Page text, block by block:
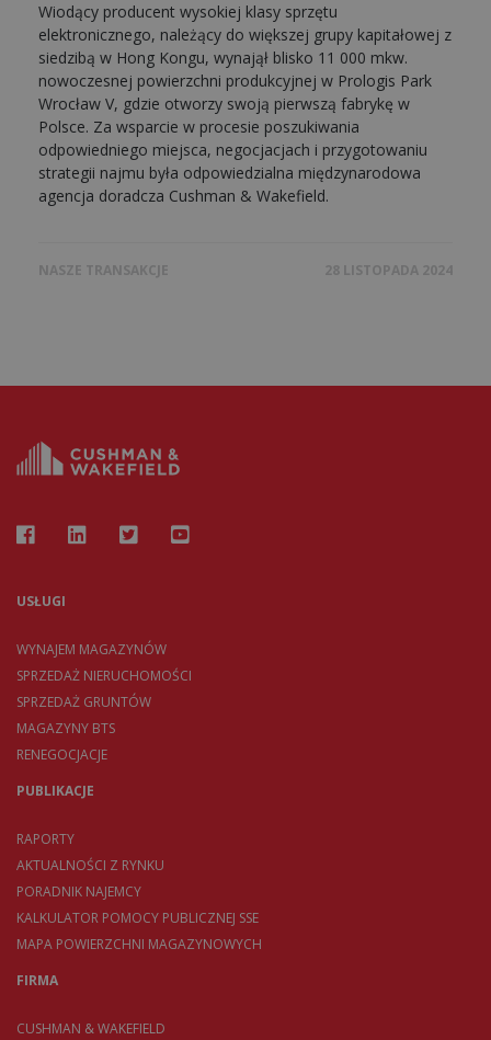
Wiodący producent wysokiej klasy sprzętu
elektronicznego, należący do większej grupy kapitałowej z
siedzibą w Hong Kongu, wynajął blisko 11 000 mkw.
nowoczesnej powierzchni produkcyjnej w Prologis Park
Wrocław V, gdzie otworzy swoją pierwszą fabrykę w
Polsce. Za wsparcie w procesie poszukiwania
odpowiedniego miejsca, negocjacjach i przygotowaniu
strategii najmu była odpowiedzialna międzynarodowa
agencja doradcza Cushman & Wakefield.
NASZE TRANSAKCJE 28 LISTOPADA 2024
USŁUGI
WYNAJEM MAGAZYNÓW
SPRZEDAŻ NIERUCHOMOŚCI
SPRZEDAŻ GRUNTÓW
MAGAZYNY BTS
RENEGOCJACJE
PUBLIKACJE
RAPORTY
AKTUALNOŚCI Z RYNKU
PORADNIK NAJEMCY
KALKULATOR POMOCY PUBLICZNEJ SSE
MAPA POWIERZCHNI MAGAZYNOWYCH
FIRMA
CUSHMAN & WAKEFIELD